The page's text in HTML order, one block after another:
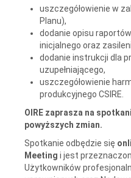
uszczegółowienie w
Planu),
dodanie opisu
inicjalnego oraz
dodanie instrukcji dla
uzupełniającego,
uszczegółowienie
produkcyjnego CSIRE.
OIRE zaprasza na
powyższych zmian.
Spotkanie odbędzie się
Meeting i jest
Użytkowników